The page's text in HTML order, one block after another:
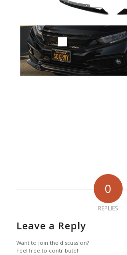
0
REPLIES
Leave a Reply
Want to join the discussion?
Feel free to contribute!